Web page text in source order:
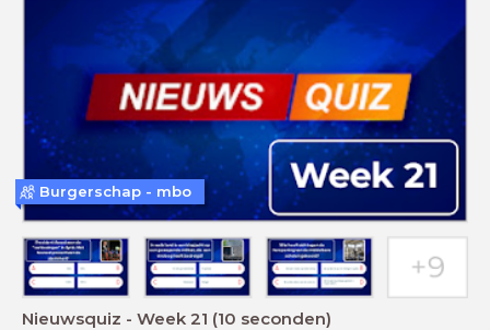
Nieuwsquiz - Week 21 (10 seconden)
Burgerschap - mbo